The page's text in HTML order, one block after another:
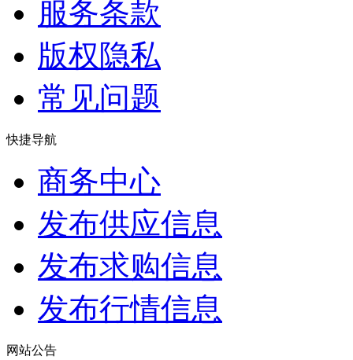
服务条款
版权隐私
常见问题
快捷导航
商务中心
发布供应信息
发布求购信息
发布行情信息
网站公告